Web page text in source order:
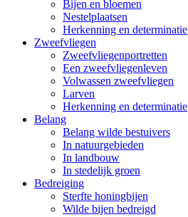
Bijen en bloemen
Nestelplaatsen
Herkenning en determinatie
Zweefvliegen
Zweefvliegenportretten
Een zweefvliegenleven
Volwassen zweefvliegen
Larven
Herkenning en determinatie
Belang
Belang wilde bestuivers
In natuurgebieden
In landbouw
In stedelijk groen
Bedreiging
Sterfte honingbijen
Wilde bijen bedreigd